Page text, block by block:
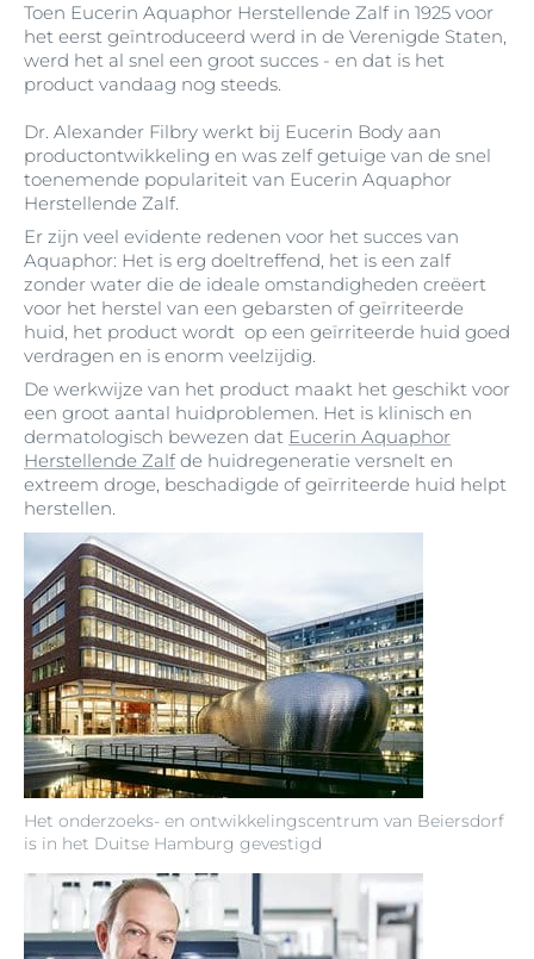
Toen Eucerin Aquaphor Herstellende Zalf in 1925 voor
het eerst geïntroduceerd werd in de Verenigde Staten,
werd het al snel een groot succes - en dat is het
product vandaag nog steeds.
Het onderzoeks- en ontwikkelingscentrum van Beiersdorf
is in het Duitse Hamburg gevestigd
Dr. Alexander Filbry werkt bij Eucerin Body aan
productontwikkeling en was zelf getuige van de snel
toenemende populariteit van Eucerin Aquaphor
Herstellende Zalf.
Er zijn veel evidente redenen voor het succes van
Aquaphor: Het is erg doeltreffend, het is een zalf
zonder water die de ideale omstandigheden creëert
voor het herstel van een gebarsten of geïrriteerde
huid, het product wordt op een geïrriteerde huid goed
verdragen en is enorm veelzijdig.
De werkwijze van het product maakt het geschikt voor
een groot aantal huidproblemen. Het is klinisch en
dermatologisch bewezen dat Eucerin Aquaphor
Herstellende Zalfde huidregeneratie versnelt en
extreem droge, beschadigde of geïrriteerde huid helpt
herstellen.